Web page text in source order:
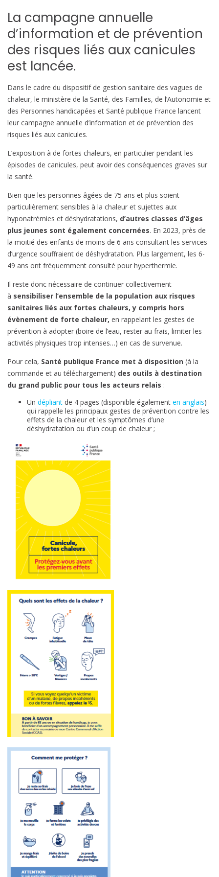
La campagne annuelle
d’information et de prévention
des risques liés aux canicules
est lancée.
Dans le cadre du dispositif de gestion sanitaire des vagues de
chaleur, le ministère de la Santé, des Familles, de l’Autonomie et
des Personnes handicapées et Santé publique France lancent
leur campagne annuelle d’information et de prévention des
risques liés aux canicules.
L’exposition à de fortes chaleurs, en particulier pendant les
épisodes de canicules, peut avoir des conséquences graves sur
la santé.
Bien que les personnes âgées de 75 ans et plus soient
particulièrement sensibles à la chaleur et sujettes aux
hyponatrémies et déshydratations, d’autres classes d’âges
plus jeunes sont également concernées. En 2023, près de
la moitié des enfants de moins de 6 ans consultant les services
d’urgence souffraient de déshydratation. Plus largement, les 6-
49 ans ont fréquemment consulté pour hyperthermie.
Il reste donc nécessaire de continuer collectivement
à sensibiliser l’ensemble de la population aux risques
sanitaires liés aux fortes chaleurs, y compris hors
évènement de forte chaleur, en rappelant les gestes de
prévention à adopter (boire de l’eau, rester au frais, limiter les
activités physiques trop intenses…) en cas de survenue.
Pour cela, Santé publique France met à disposition (à la
commande et au téléchargement) des outils à destination
du grand public pour tous les acteurs relais :
Un dépliant de 4 pages (disponible également en anglais)
qui rappelle les principaux gestes de prévention contre les
effets de la chaleur et les symptômes d’une
déshydratation ou d’un coup de chaleur ;